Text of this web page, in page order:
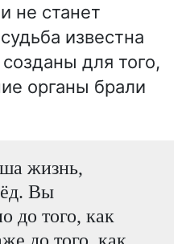
не станет
известна
для того,
органы брали
жизнь,
Вы
до того, как
до того, как